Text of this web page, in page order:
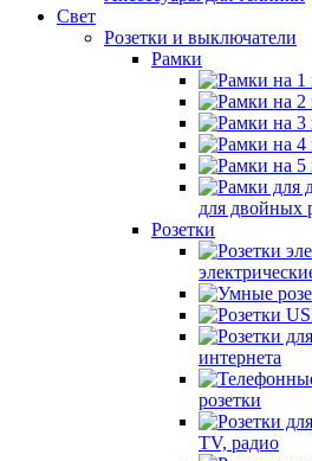
Свет
Розетки и выключатели
Рамки
для двойных
Розетки
интернета
розетки
TV, радио